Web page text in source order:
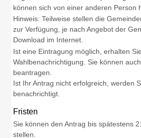
können sich von einer anderen Person
Hinweis: Teilweise stellen die
zur Verfügung, je nach Angebot der
Download im Internet.
Ist eine Eintragung möglich, erhalten
Wahlbenachrichtigung. Sie können
beantragen.
Ist Ihr Antrag nicht erfolgreich, werden
benachrichtigt.
Fristen
Sie können den Antrag bis spätestens
stellen.